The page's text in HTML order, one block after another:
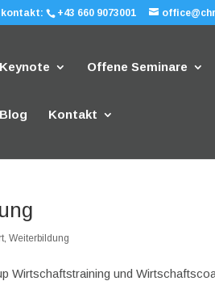
+43 660 9073001
Keynote Offene Seminare
Blog Kontakt
,Weiterbildung
Wirtschaftstraining und